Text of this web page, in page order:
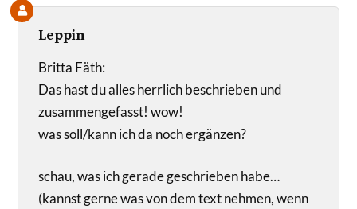
Leppin
Britta Fäth:
Das hast du alles herrlich beschrieben und
zusammengefasst! wow!
was soll/kann ich da noch ergänzen?
schau, was ich gerade geschrieben habe…
(kannst gerne was von dem text nehmen, wenn